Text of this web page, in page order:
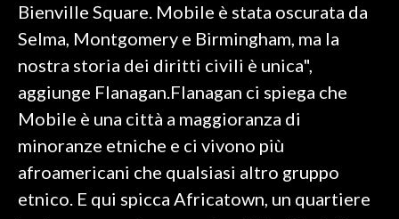
Bienville Square. Mobile è stata oscurata da
Selma, Montgomery e Birmingham, ma la
nostra storia dei diritti civili è unica",
aggiunge Flanagan.Flanagan ci spiega che
Mobile è una città a maggioranza di
minoranze etniche e ci vivono più
afroamericani che qualsiasi altro gruppo
etnico. E qui spicca Africatown, un quartiere